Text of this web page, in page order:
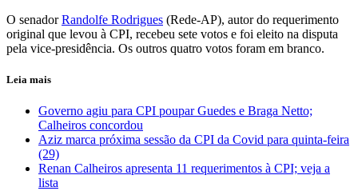
O senadorRandolfe Rodrigues (Rede-AP), autor do requerimento
original que levou à CPI, recebeu sete votos e foi eleito na disputa
pela vice-presidência. Os outros quatro votos foram em branco.
Leia mais
Governo agiu para CPI poupar Guedes e Braga Netto;
Calheiros concordou
Aziz marca próxima sessão da CPI da Covid para quinta-feira
(29)
Renan Calheiros apresenta 11 requerimentos à CPI; veja a
lista